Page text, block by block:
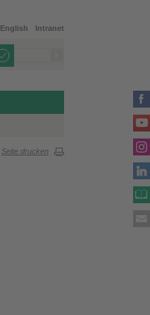
Intranet
English
Seite drucken